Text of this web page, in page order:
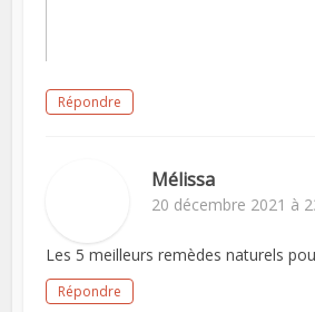
Répondre
Mélissa
20 décembre 2021 à
Les 5 meilleurs remèdes naturels
Répondre